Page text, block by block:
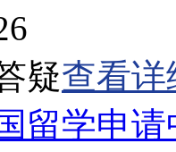
疑查看详
留学申